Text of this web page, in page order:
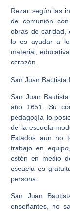
Rezar según las
de comunión
obras de caridad,
lo es ayudar a
material,
corazón.
San Juan Bautista
San Juan
año 1651. Su
pedagogía lo
de la escuela
Estados aun no
trabajo en
estén en medio
escuela es
persona.
San Juan
enseñantes, no